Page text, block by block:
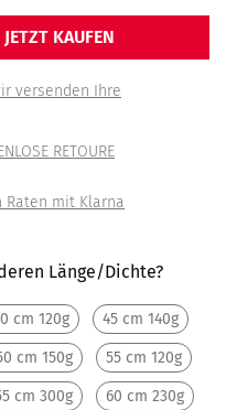
JETZT KAUFEN
versenden Ihre
RETOURE
Raten mit Klarna
Länge/Dichte?
cm 120g 45 cm 140g
cm 150g 55 cm 120g
cm 300g 60 cm 230g